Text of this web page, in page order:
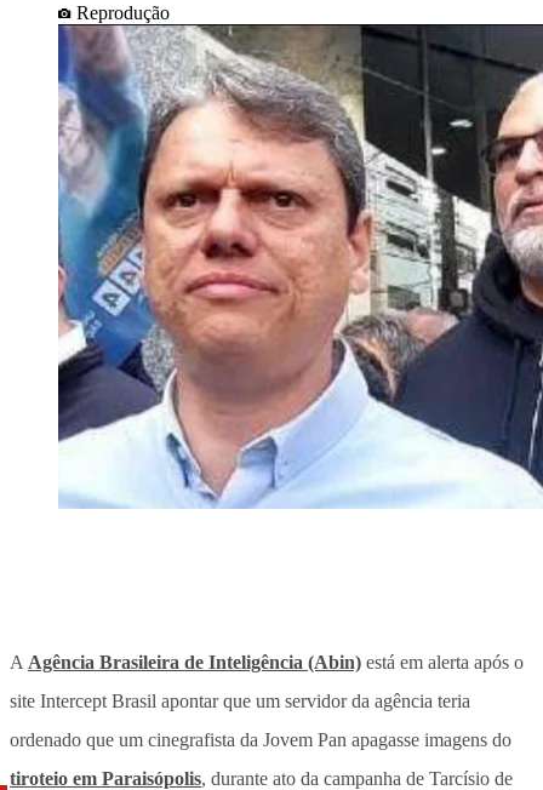
Reprodução
A Agência Brasileira de Inteligência (Abin) está em alerta após o
site Intercept Brasil apontar que um servidor da agência teria
ordenado que um cinegrafista da Jovem Pan apagasse imagens do
tiroteio em Paraisópolis, durante ato da campanha de Tarcísio de